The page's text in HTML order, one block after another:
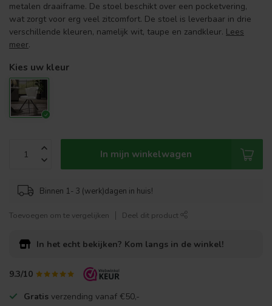
metalen draaiframe. De stoel beschikt over een pocketvering,
wat zorgt voor erg veel zitcomfort. De stoel is leverbaar in drie
verschillende kleuren, namelijk wit, taupe en zandkleur. Lees
meer.
Kies uw kleur
In mijn winkelwagen
Binnen 1- 3 (werk)dagen in huis!
Toevoegen om te vergelijken Deel dit product
In het echt bekijken? Kom langs in de winkel!
9.3/10
Gratis verzending vanaf €50,-